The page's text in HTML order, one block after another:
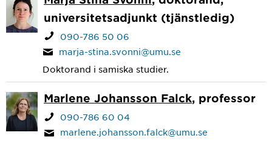
universitetsadjunkt (tjänstledig)
090-786 50 06
marja-stina.svonni@umu.se
Doktorand i samiska studier.
Marlene Johansson Falck, professor
090-786 60 04
marlene.johansson.falck@umu.se